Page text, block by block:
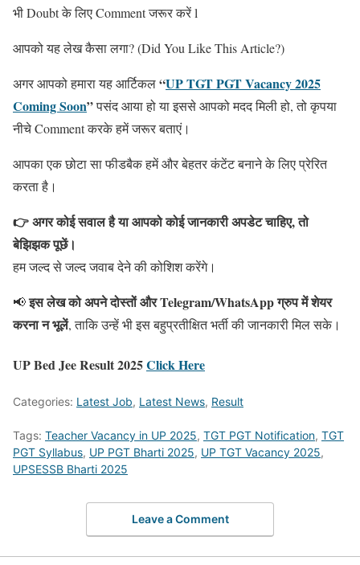
भी Doubt के लिए Comment जरूर करें l
आपको यह लेख कैसा लगा? (Did You Like This Article?)
अगर आपको हमारा यह आर्टिकल“UP TGT PGT Vacancy 2025
Coming Soon”पसंद आया हो या इससे आपको मदद मिली हो, तो कृपया
नीचे Comment करके हमें जरूर बताएं।
आपका एक छोटा सा फीडबैक हमें और बेहतर कंटेंट बनाने के लिए प्रेरित
करता है।
👉 अगर कोई सवाल है या आपको कोई जानकारी अपडेट चाहिए, तो
बेझिझक पूछें।
हम जल्द से जल्द जवाब देने की कोशिश करेंगे।
📢इस लेख को अपने दोस्तों और Telegram/WhatsApp ग्रुप में शेयर
करना न भूलें, ताकि उन्हें भी इस बहुप्रतीक्षित भर्ती की जानकारी मिल सके।
UP Bed Jee Result 2025Click Here
Categories: Latest Job, Latest News, Result
Tags: Teacher Vacancy in UP 2025, TGT PGT Notification, TGT
PGT Syllabus, UP PGT Bharti 2025, UP TGT Vacancy 2025,
UPSESSB Bharti 2025
Leave a Comment